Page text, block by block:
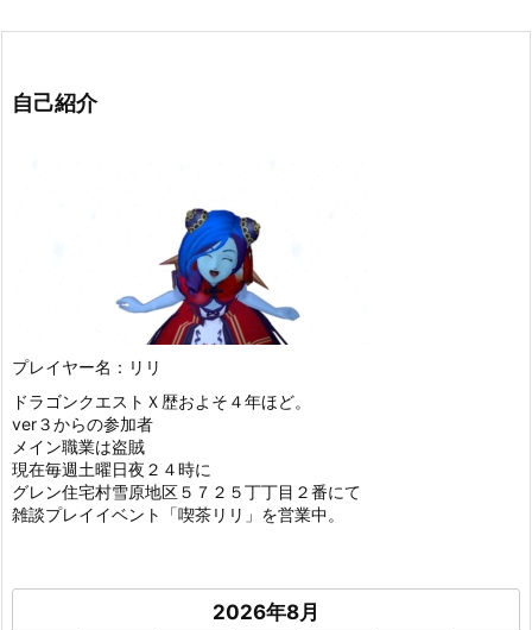
自己紹介
プレイヤー名：リリ
ドラゴンクエストＸ歴およそ４年ほど。
ver３からの参加者
メイン職業は盗賊
現在毎週土曜日夜２４時に
グレン住宅村雪原地区５７２５丁丁目２番にて
雑談プレイイベント「喫茶リリ」を営業中。
2026年8月